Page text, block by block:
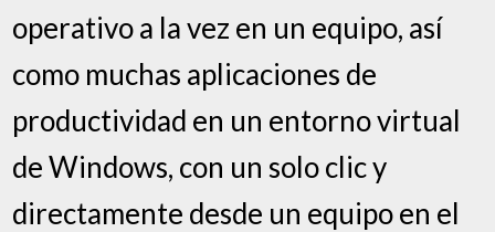
operativo a la vez en un equipo, así
como muchas aplicaciones de
productividad en un entorno virtual
de Windows, con un solo clic y
directamente desde un equipo en el